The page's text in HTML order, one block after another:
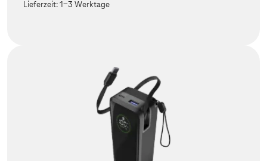
Lieferzeit:1-3 Werktage